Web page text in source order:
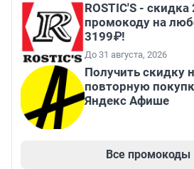
ROSTIC'S - скидка
промокоду на
3199₽!
До 31 августа, 2026
Получить скидку
повторную
Яндекс Афише
Все промокоды